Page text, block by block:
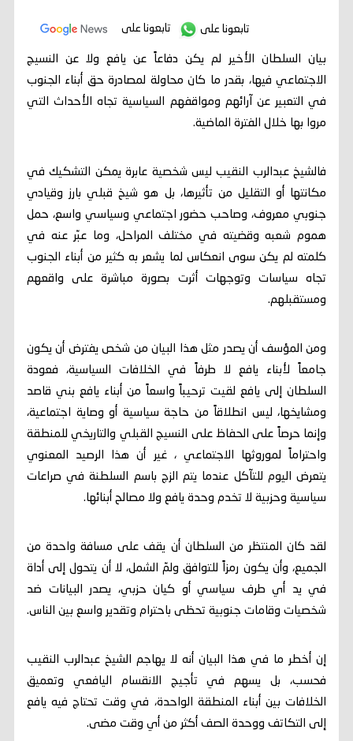
تابعونا على تابعونا على
بيان السلطان الأخير لم يكن دفاعاً عن يافع ولا عن النسيج
الاجتماعي فيها، بقدر ما كان محاولة لمصادرة حق أبناء الجنوب
في التعبير عن آرائهم ومواقفهم السياسية تجاه الأحداث التي
مروا بها خلال الفترة الماضية.
فالشيخ عبدالرب النقيب ليس شخصية عابرة يمكن التشكيك في
مكانتها أو التقليل من تأثيرها، بل هو شيخ قبلي بارز وقيادي
جنوبي معروف، وصاحب حضور اجتماعي وسياسي واسع، حمل
هموم شعبه وقضيته في مختلف المراحل، وما عبّر عنه في
كلمته لم يكن سوى انعكاس لما يشعر به كثير من أبناء الجنوب
تجاه سياسات وتوجهات أثرت بصورة مباشرة على واقعهم
ومستقبلهم.
ومن المؤسف أن يصدر مثل هذا البيان من شخص يفترض أن يكون
جامعاً لأبناء يافع لا طرفاً في الخلافات السياسية، فعودة
السلطان إلى يافع لقيت ترحيباً واسعاً من أبناء يافع بني قاصد
ومشايخها، ليس انطلاقاً من حاجة سياسية أو وصاية اجتماعية،
وإنما حرصاً على الحفاظ على النسيج القبلي والتاريخي للمنطقة
واحتراماً لموروثها الاجتماعي ، غير أن هذا الرصيد المعنوي
يتعرض اليوم للتآكل عندما يتم الزج باسم السلطنة في صراعات
سياسية وحزبية لا تخدم وحدة يافع ولا مصالح أبنائها.
لقد كان المنتظر من السلطان أن يقف على مسافة واحدة من
الجميع، وأن يكون رمزاً للتوافق ولمّ الشمل، لا أن يتحول إلى أداة
في يد أي طرف سياسي أو كيان حزبي، يصدر البيانات ضد
شخصيات وقامات جنوبية تحظى باحترام وتقدير واسع بين الناس.
إن أخطر ما في هذا البيان أنه لا يهاجم الشيخ عبدالرب النقيب
فحسب، بل يسهم في تأجيج الانقسام اليافعي وتعميق
الخلافات بين أبناء المنطقة الواحدة، في وقت تحتاج فيه يافع
إلى التكاتف ووحدة الصف أكثر من أي وقت مضى.